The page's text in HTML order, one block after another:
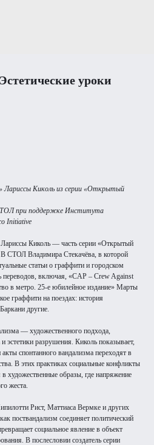
уроки
Лариссы Киколь из серии «Открытый
при поддержке Института
Initiative
Лариссы Киколь — часть серии «Открытый
В СТОЛ Владимира Стекачёва, в которой
статьи о граффити и городском
переводов, включая, «CAP – Crew Against
в метро. 25‐е юбилейное издание» Марты
граффити на поездах: история
другие.
— художественного подхода,
эстетики разрушения. Киколь показывает,
спонтанного вандализма переходят в
В этих практиках социальные конфликты
художественные образы, где напряжение
жеста.
Рист, Маттиаса Вермке и других
поствандализм соединяет политический
социальное явление в объект
В послесловии создатель серии